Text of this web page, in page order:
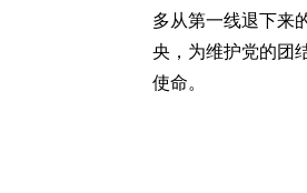
多从第一线退下来
央，为维护党的团
使命。